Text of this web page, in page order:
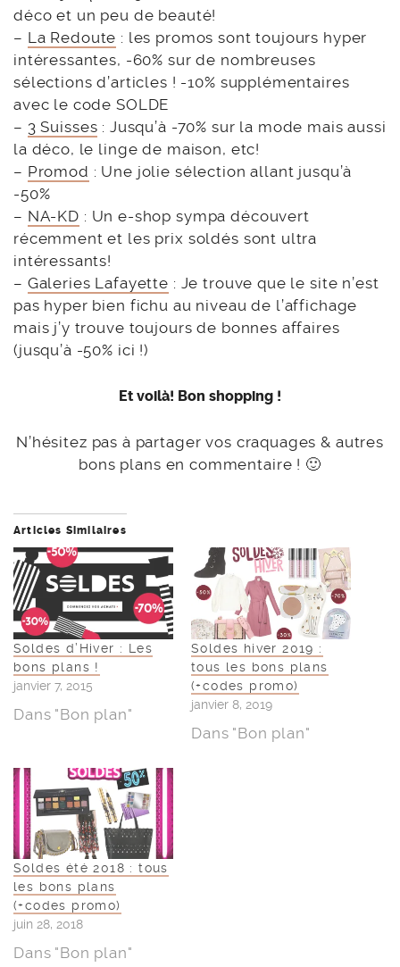
déco et un peu de beauté!
– La Redoute : les promos sont toujours hyper
intéressantes, -60% sur de nombreuses
sélections d’articles ! -10% supplémentaires
avec le code SOLDE
– 3 Suisses : Jusqu’à -70% sur la mode mais aussi
la déco, le linge de maison, etc!
– Promod : Une jolie sélection allant jusqu’à
-50%
– NA-KD : Un e-shop sympa découvert
récemment et les prix soldés sont ultra
intéressants!
– Galeries Lafayette : Je trouve que le site n’est
pas hyper bien fichu au niveau de l’affichage
mais j’y trouve toujours de bonnes affaires
(jusqu’à -50% ici !)
Et voilà! Bon shopping !
N’hésitez pas à partager vos craquages & autres
bons plans en commentaire ! 🙂
Articles Similaires
Soldes d’Hiver : Les
bons plans !
janvier 7, 2015
Dans "Bon plan"
Soldes hiver 2019 :
tous les bons plans
(+codes promo)
janvier 8, 2019
Dans "Bon plan"
Soldes été 2018 : tous
les bons plans
(+codes promo)
juin 28, 2018
Dans "Bon plan"